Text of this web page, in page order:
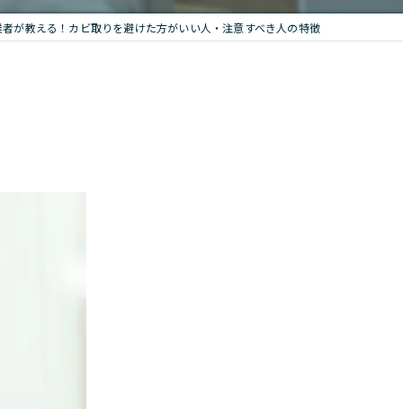
が教える！カビ取りを避けた方がいい人・注意すべき人の特徴